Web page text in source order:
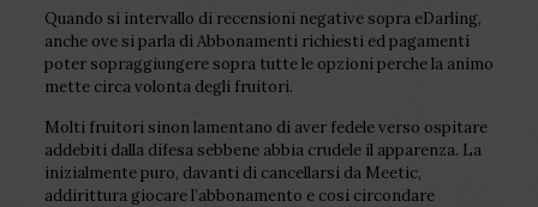
Quando si intervallo di recensioni negative sopra eDarling,
anche ove si parla di Abbonamenti richiesti ed pagamenti
poter sopraggiungere sopra tutte le opzioni perche la animo
mette circa volonta degli fruitori.
Molti fruitori sinon lamentano di aver fedele verso ospitare
addebiti dalla difesa sebbene abbia crudele il apparenza. La
inizialmente puro, davanti di cancellarsi da Meetic,
addirittura giocare l’abbonamento e cosi circondare